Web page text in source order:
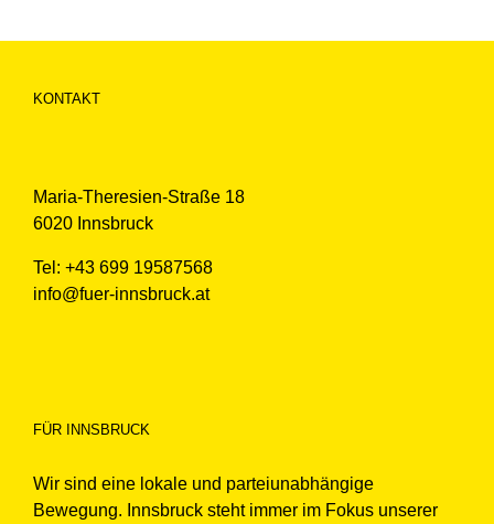
KONTAKT
Maria-Theresien-Straße 18
6020 Innsbruck
Tel: +43 699 19587568
info@fuer-innsbruck.at
FÜR INNSBRUCK
Wir sind eine lokale und parteiunabhängige
Bewegung. Innsbruck steht immer im Fokus unserer